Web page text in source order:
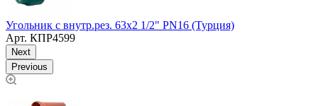
Угольник с внутр.рез. 63х2 1/2" PN16 (Турция)
Арт. КПР4599
Next
Previous